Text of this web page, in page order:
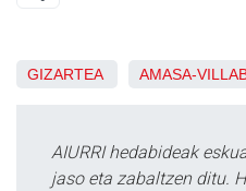
GIZARTEA AMASA-
AIURRI hedabideak
jaso eta zabaltzen ditu.